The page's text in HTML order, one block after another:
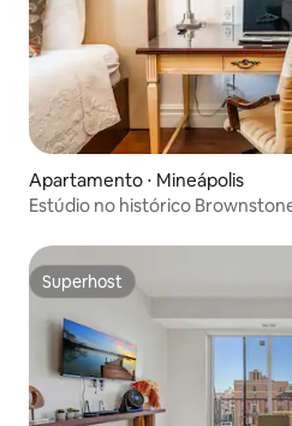
Apartamento ⋅ Mineápolis
Estúdio no histórico
Superhost
Superhost